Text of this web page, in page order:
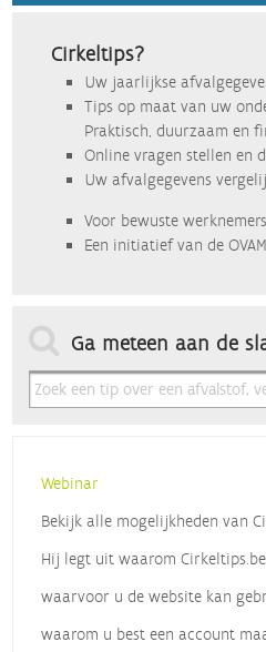
Cirkeltips?
Uw jaarlijkse
Tips op maat van uw
Praktisch, duurzaam en
Online vragen stellen en
Uw afvalgegevens
Voor bewuste
Een initiatief van de
Ga meteen aan de
Webinar
Bekijk alle mogelijkheden van
Hij legt uit waarom
waarvoor u de website kan
waarom u best een account